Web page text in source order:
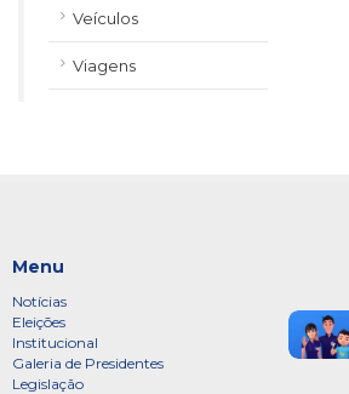
Veículos
Viagens
Menu
Notícias
Eleições
Institucional
Galeria de Presidentes
Legislação